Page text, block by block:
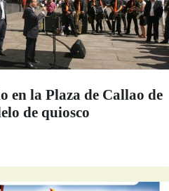
en la Plaza de Callao de
de quiosco